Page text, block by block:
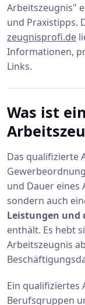
Arbeitszeugnis"
und Praxistipps.
zeugnisprofi.de
Informationen,
Links.
Was ist
Das qualifizierte
und Dauer eines
sondern auch
Leistungen und
enthält. Es hebt
Arbeitszeugnis
Ein qualifiziertes
Berufsgruppen